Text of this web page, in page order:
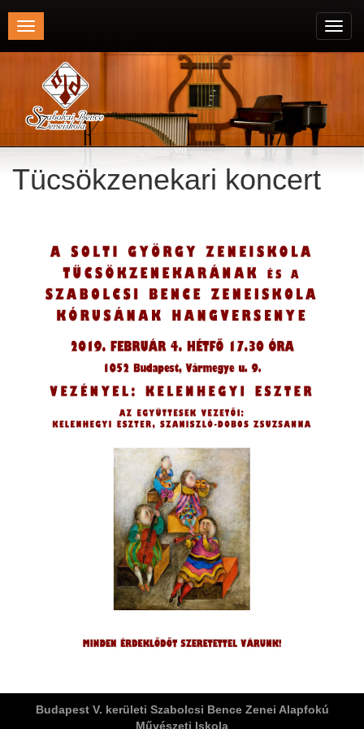
Toggle
navigation
Területi Válogatója
Tücsökzenekari koncert
Budapest V. kerületi Szabolcsi Bence Zenei Alapfokú
Művészeti Iskola